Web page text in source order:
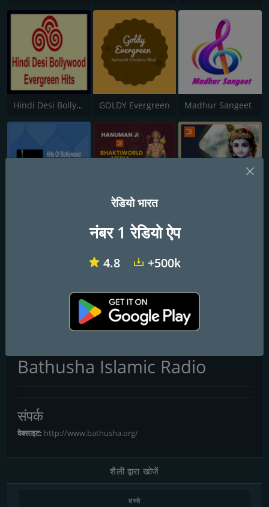
Hindi Desi Bollywood Evergreen Hits - Channel 2 GOLDY Evergreen Madhur Sangeet
ISHQ 104.8 FM Goldy Mukesh
Bathusha Islamic Radio
संपर्क
वेबसाइट: http://www.bathusha.org/
शैली द्वारा खोजें
बच्चे
रेडियो भारत
नंबर 1 रेडियो ऐप
4.8 +500k